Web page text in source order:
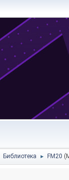
Библиотека ► FM20